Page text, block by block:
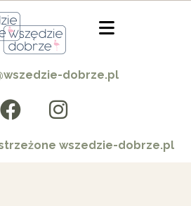
dobrze.pl
wszedzie-dobrze.pl